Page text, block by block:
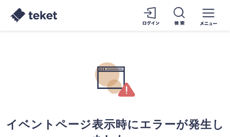
イベントページ表示時にエラーが発生し